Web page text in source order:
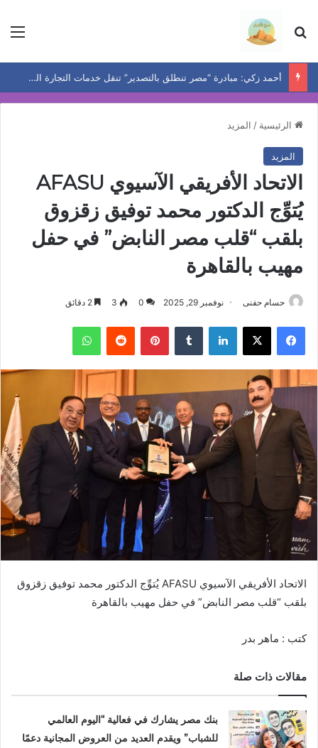
بحث عن
أحمد زكي: مبادرة “مصر تنطلق بالتصدير” تنقل خدمات التجارة الخارجية إلى المصانع وتدعم نمو الصادرات
الرئيسية / المزيد
المزيد
الاتحاد الأفريقي الآسيوي AFASU
يُتوِّج الدكتور محمد توفيق زقزوق
بلقب “قلب مصر النابض” في حفل
مهيب بالقاهرة
حسام حفنى نوفمبر 29, 2025 0
3
فيسبوك ‫X لينكدإن بينتيريست واتساب
الاتحاد الأفريقي الآسيوي AFASU يُتوِّج الدكتور محمد توفيق زقزوق
بلقب “قلب مصر النابض” في حفل مهيب بالقاهرة
كتب : ماهر بدر
مقالات ذات صلة
بنك مصر يشارك في فعالية “اليوم العالمي
للشباب” ويقدم العديد من العروض المجانية دعمًا